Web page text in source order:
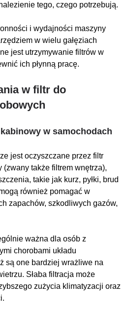
tego, czego potrzebują.
i wydajności maszyny
w wielu gałęziach
jest utrzymywanie filtrów w
ich płynną pracę.
w filtr do
w samochodach
jest oczyszczane przez filtr
(zwany także filtrem wnętrza),
takie jak kurz, pyłki, brud
również pomagać w
zapachów, szkodliwych gazów,
ważna dla osób z
chorobami układu
są one bardziej wrażliwe na
Słaba filtracja może
zużycia klimatyzacji oraz